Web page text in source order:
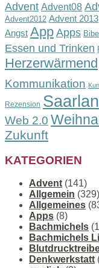
Advent Advent08
Advent2012 Advent 2013
Angst App Apps Bibel
Essen und Trinken
Herzerwärmend
Kommunikation
Rezension
Web 2.0
Zukunft
KATEGORIEN
Advent (141)
Allgemein (329)
Allgemeines
Apps (8)
Bachmichels
Bachmichels
Denkwerkstatt